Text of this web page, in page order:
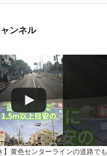
ンネル
】黄色センターラインの道路でも